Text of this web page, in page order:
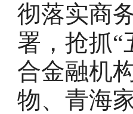
彻落实商
署，抢抓“
合金融机
物、青海